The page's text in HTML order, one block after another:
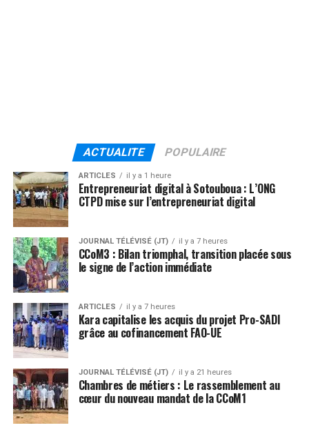
ACTUALITE POPULAIRE
ARTICLES il y a 1 heure
Entrepreneuriat digital à Sotouboua : L’ONG
CTPD mise sur l’entrepreneuriat digital
JOURNAL TÉLÉVISÉ (JT) il y a 7 heures
CCoM3 : Bilan triomphal, transition placée sous
le signe de l’action immédiate
ARTICLES il y a 7 heures
Kara capitalise les acquis du projet Pro-SADI
grâce au cofinancement FAO-UE
JOURNAL TÉLÉVISÉ (JT) il y a 21 heures
Chambres de métiers : Le rassemblement au
cœur du nouveau mandat de la CCoM1